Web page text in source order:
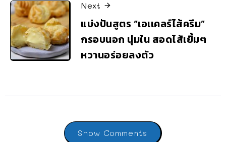
Next
แบ่งปันสูตร “เอเเคลร์ไส้ครีม”
กรอบนอก นุ่มใน สอดไส้เยิ้มๆ
หวานอร่อยลงตัว
Show Comments